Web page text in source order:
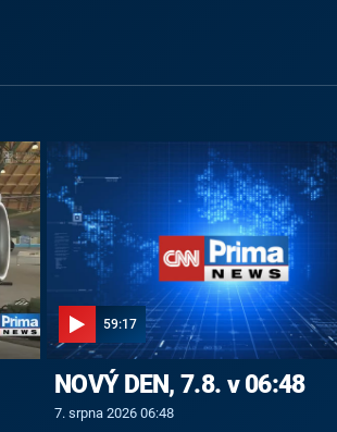
59:17
NOVÝ DEN, 7.8. v 06:48
7. srpna 2026 06:48